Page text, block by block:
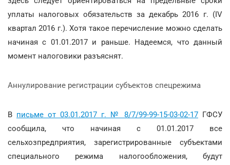
уплаты налоговых обязательств за декабрь 2016 г. (IV
квартал 2016 г.). Хотя такое перечисление можно сделать
начиная с 01.01.2017 и раньше. Надеемся, что данный
момент налоговики разъяснят.
Аннулирование регистрации субъектов спецрежима
В письме от 03.01.2017 г. № 8/7/99-99-15-03-02-17 ГФСУ
сообщила, что начиная с 01.01.2017 все
сельхозпредприятия, зарегистрированные субъектами
специального режима налогообложения, будут